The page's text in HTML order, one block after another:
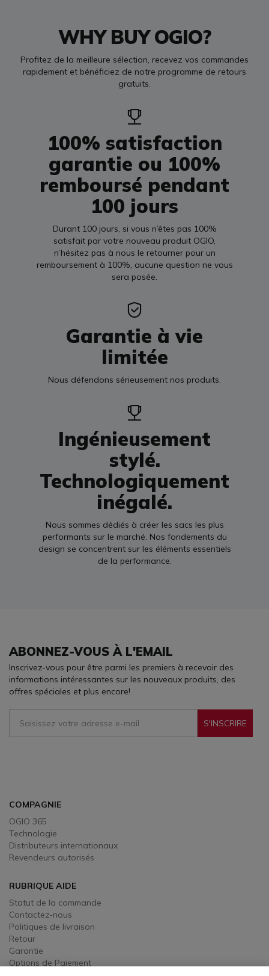
WHY BUY OGIO?
Profitez de la meilleure sélection, recevez vos commandes
rapidement et bénéficiez de notre programme de retours
gratuits.
100% satisfaction
garantie ou 100%
remboursé pendant
100 jours
Durant 100 jours, si vous n’êtes pas 100%
satisfait par votre nouveau produit OGIO,
n’hésitez pas à nous le retourner pour un
remboursement à 100%, aucune question ne vous
sera posée.
Garantie à vie
limitée
Nous défendons sérieusement nos produits.
Ingénieusement
stylé.
Technologiquement
inégalé.
Nous sommes dédiés à créer les sacs les plus
performants sur le marché. Nos fondements du
design se concentrent sur les éléments essentiels
de la performance.
ABONNEZ-VOUS À L'EMAIL
Inscrivez-vous pour être parmi les premiers à recevoir des
informations intéressantes sur les nouveaux produits, des
offres spéciales et plus encore!
S'INSCRIRE
COMPAGNIE
OGIO 365
Technologie
Distributeurs internationaux
Revendeurs autorisés
RUBRIQUE AIDE
Statut de la commande
Contactez-nous
Politiques de livraison
Retour
Garantie
Options de Paiement